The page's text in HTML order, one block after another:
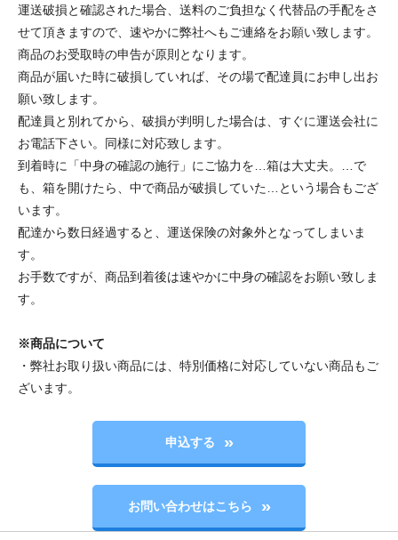
運送破損と確認された場合、送料のご負担なく代替品の手配をさ
せて頂きますので、速やかに弊社へもご連絡をお願い致します。
商品のお受取時の申告が原則となります。
商品が届いた時に破損していれば、その場で配達員にお申し出お
願い致します。
配達員と別れてから、破損が判明した場合は、すぐに運送会社に
お電話下さい。同様に対応致します。
到着時に「中身の確認の施行」にご協力を…箱は大丈夫。…で
も、箱を開けたら、中で商品が破損していた…という場合もござ
います。
配達から数日経過すると、運送保険の対象外となってしまいま
す。
お手数ですが、商品到着後は速やかに中身の確認をお願い致しま
す。
※商品について
・弊社お取り扱い商品には、特別価格に対応していない商品もご
ざいます。
申込する
お問い合わせはこちら